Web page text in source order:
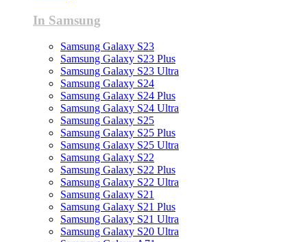
In Samsung
Samsung Galaxy S23
Samsung Galaxy S23 Plus
Samsung Galaxy S23 Ultra
Samsung Galaxy S24
Samsung Galaxy S24 Plus
Samsung Galaxy S24 Ultra
Samsung Galaxy S25
Samsung Galaxy S25 Plus
Samsung Galaxy S25 Ultra
Samsung Galaxy S22
Samsung Galaxy S22 Plus
Samsung Galaxy S22 Ultra
Samsung Galaxy S21
Samsung Galaxy S21 Plus
Samsung Galaxy S21 Ultra
Samsung Galaxy S20 Ultra